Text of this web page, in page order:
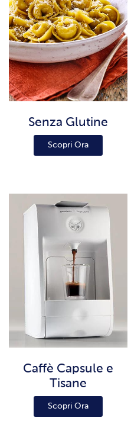
Senza Glutine
Scopri Ora
Caffè Capsule e
Tisane
Scopri Ora